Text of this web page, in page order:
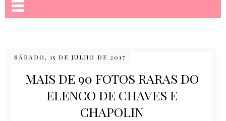
SÁBADO, 15 DE JULHO DE 2017
MAIS DE 90 FOTOS RARAS DO
ELENCO DE CHAVES E
CHAPOLIN